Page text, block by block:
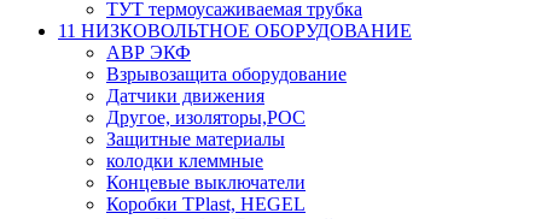
ТУТ термоусаживаемая трубка
11 НИЗКОВОЛЬТНОЕ ОБОРУДОВАНИЕ
АВР ЭКФ
Взрывозащита оборудование
Датчики движения
Другое, изоляторы,РОС
Защитные материалы
колодки клеммные
Концевые выключатели
Коробки TPlast, HEGEL